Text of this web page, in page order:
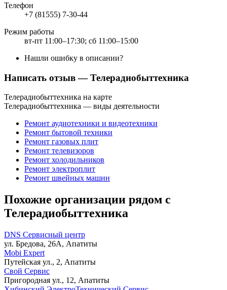
Телефон
+7 (81555) 7-30-44
Режим работы
вт-пт 11:00–17:30; сб 11:00–15:00
Нашли ошибку в описании?
Написать отзыв— Телерадиобыттехника
Телерадиобыттехника на карте
Телерадиобыттехника — виды деятельности
Ремонт аудиотехники и видеотехники
Ремонт бытовой техники
Ремонт газовых плит
Ремонт телевизоров
Ремонт холодильников
Ремонт электроплит
Ремонт швейных машин
Похожие организации рядом с
Телерадиобыттехника
DNS Сервисный центр
ул. Бредова, 26А, Апатиты
Mobi Expert
Путейская ул., 2, Апатиты
Свой Сервис
Пригородная ул., 12, Апатиты